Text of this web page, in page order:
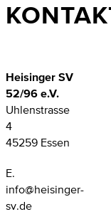
Heisinger SV
52/96 e.V.
Uhlenstrasse
4
45259 Essen
E.
info@heisinger-
sv.de